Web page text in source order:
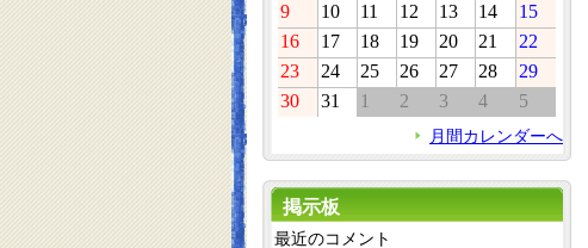
9
10 11 12 13 14
15
16
17 18 19 20 21
22
23
24 25 26 27 28
29
30
31 1 2 3 4 5
月間カレンダーへ
掲示板
最近のコメント